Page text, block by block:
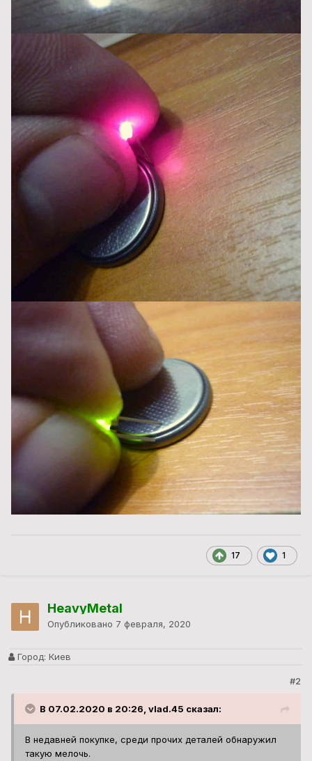
17 1
HeavyMetal
Опубликовано 7 февраля, 2020
Город: Киев
#2
В 07.02.2020 в 20:26, vlad.45 сказал:
В недавней покупке, среди прочих деталей обнаружил
такую мелочь.